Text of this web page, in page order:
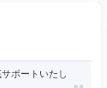
ポートいたし